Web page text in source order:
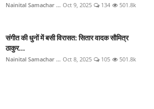
Nainital Samachar ... Oct 9, 2025 134 501.8k
संगीत की धुनों में बसी विरासत: सितार वादक सौमित्र
ठाकुर...
Nainital Samachar ... Oct 8, 2025 105 501.8k